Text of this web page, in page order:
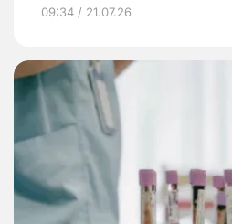
09:34 / 21.07.26